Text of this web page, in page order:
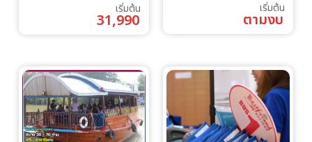
เริ่มต้น
31,990
เริ่มต้น
ตามงบ